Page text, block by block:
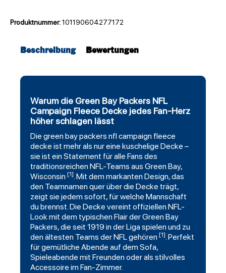
Produktnummer:101190604277172
Beschreibung Bewertungen
Warum die Green Bay Packers NFL
Campaign Fleece Decke jedes Fan-Herz
höher schlagen lässt
Die green bay packers nfl campaign fleece
decke ist mehr als nur eine kuschelige Decke –
sie ist ein Statement für alle Fans des
traditionsreichen NFL-Teams aus Green Bay,
Wisconsin [1]. Mit dem markanten Design, das
den Teamnamen quer über die Decke trägt,
zeigt sie jedem sofort, für welche Mannschaft
du brennst. Die Decke vereint offiziellen NFL-
Look mit dem typischen Flair der Green Bay
Packers, die seit 1919 in der Liga spielen und zu
den ältesten Teams der NFL gehören [1]. Perfekt
für gemütliche Abende auf dem Sofa,
Spieleabende mit Freunden oder als stilvolles
Accessoire im Fan-Zimmer.